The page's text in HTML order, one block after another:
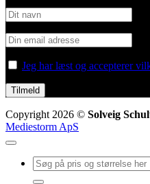
Jeg har læst og accepterer
Copyright 2026 © Solveig
Mediestorm ApS
Søg